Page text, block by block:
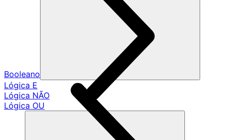
Booleano
Lógica E
Lógica NÃO
Lógica OU